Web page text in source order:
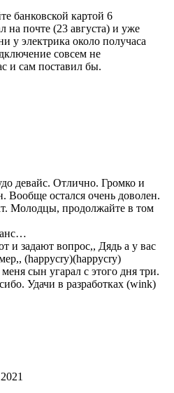
банковской картой 6
на почте (23 августа) и уже
у электрика около получаса
совсем не
и сам поставил бы.
девайс. Отлично. Громко и
Вообще остался очень доволен.
Молодцы, продолжайте в том
и задают вопрос,, Дядь а у вас
(happycry)(happycry)
сын угарал с этого дня три.
Удачи в разработках (wink)